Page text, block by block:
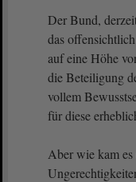
Der Bund,
das
auf eine Höhe
die Beteiligung
vollem
für diese
Aber wie kam es